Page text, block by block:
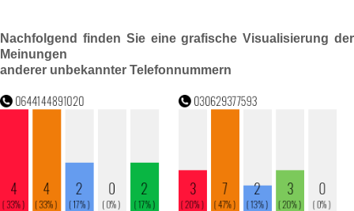
Nachfolgend finden Sie eine grafische Visualisierung der
Meinungen
anderer unbekannter Telefonnummern